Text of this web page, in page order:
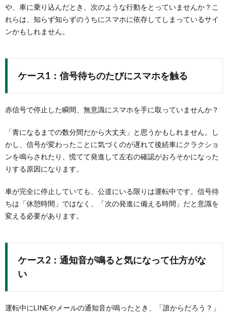
や、車に乗り込んだとき、次のような行動をとっていませんか？こ
れらは、知らず知らずのうちにスマホに依存してしまっているサイ
ンかもしれません。
ケース1：信号待ちのたびにスマホを触る
赤信号で停止した瞬間、無意識にスマホを手に取っていませんか？
「青になるまでの数分間だから大丈夫」と思うかもしれません。し
かし、信号が変わったことに気づくのが遅れて後続車にクラクショ
ンを鳴らされたり、慌てて発進して左右の確認がおろそかになった
りする原因になります。
車が完全に停止していても、公道にいる限りは運転中です。信号待
ちは「休憩時間」ではなく、「次の発進に備える時間」だと意識を
変える必要があります。
ケース2：通知音が鳴ると気になって仕方がな
い
運転中にLINEやメールの通知音が鳴ったとき、「誰からだろう？」